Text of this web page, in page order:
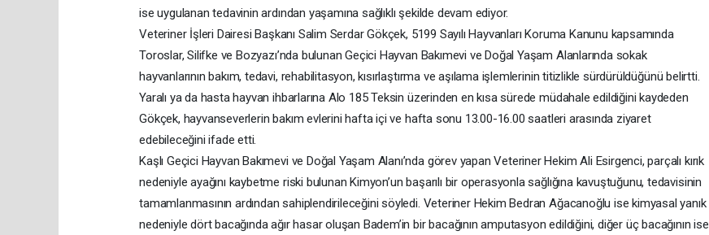
ise uygulanan tedavinin ardından yaşamına sağlıklı şekilde devam ediyor.
Veteriner İşleri Dairesi Başkanı Salim Serdar Gökçek, 5199 Sayılı Hayvanları Koruma Kanunu kapsamında
Toroslar, Silifke ve Bozyazı’nda bulunan Geçici Hayvan Bakımevi ve Doğal Yaşam Alanlarında sokak
hayvanlarının bakım, tedavi, rehabilitasyon, kısırlaştırma ve aşılama işlemlerinin titizlikle sürdürüldüğünü belirtti.
Yaralı ya da hasta hayvan ihbarlarına Alo 185 Teksin üzerinden en kısa sürede müdahale edildiğini kaydeden
Gökçek, hayvanseverlerin bakım evlerini hafta içi ve hafta sonu 13.00-16.00 saatleri arasında ziyaret
edebileceğini ifade etti.
Kaşlı Geçici Hayvan Bakımevi ve Doğal Yaşam Alanı’nda görev yapan Veteriner Hekim Ali Esirgenci, parçalı kırık
nedeniyle ayağını kaybetme riski bulunan Kimyon’un başarılı bir operasyonla sağlığına kavuştuğunu, tedavisinin
tamamlanmasının ardından sahiplendirileceğini söyledi. Veteriner Hekim Bedran Ağacanoğlu ise kimyasal yanık
nedeniyle dört bacağında ağır hasar oluşan Badem’in bir bacağının amputasyon edildiğini, diğer üç bacağının ise